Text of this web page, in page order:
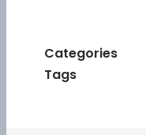
Categories
Tags